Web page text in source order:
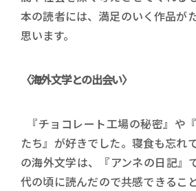
本の読者には、満足のいく作品が
思います。
〈海外文学との出会い〉
『チョコレート工場の秘密』や
たち』が好きでした。寝食も忘れ
の海外文学は、『アンネの日記』
代の頃に読んだので共感できるこ